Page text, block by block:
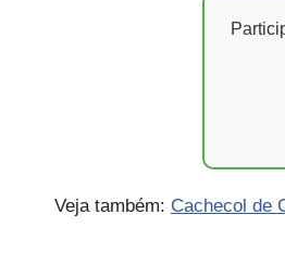
Veja também: Cachecol de